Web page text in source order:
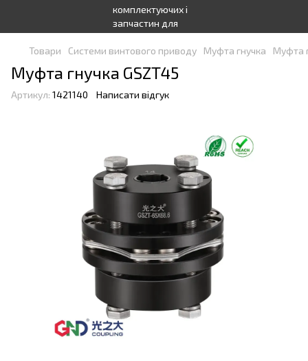
Товари Системи винтового приводу Муфта гнучка Муфта
Муфта гнучка GSZT45
Артикул: 1421140 Написати відгук